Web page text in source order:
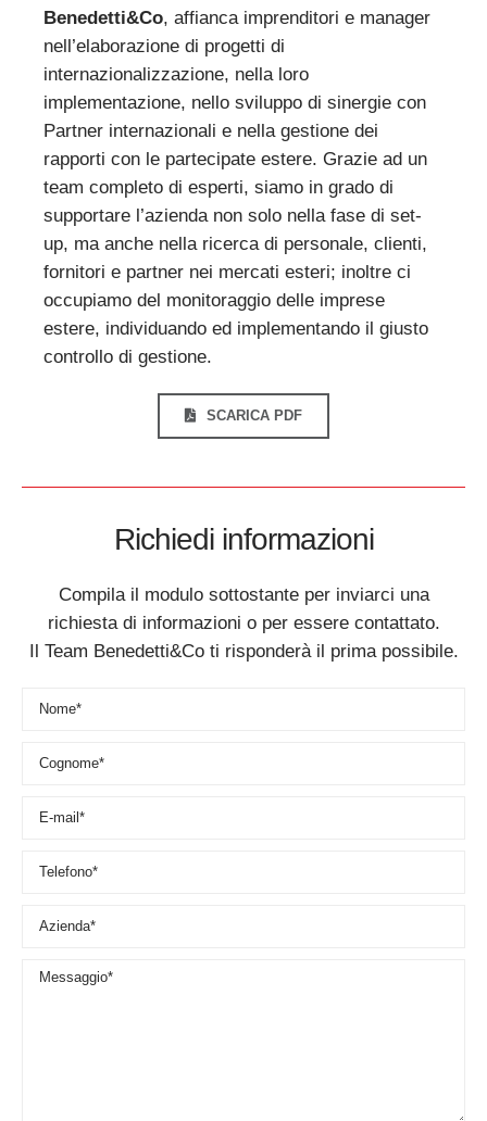
Benedetti&Co, affianca imprenditori e manager
nell’elaborazione di progetti di
internazionalizzazione, nella loro
implementazione, nello sviluppo di sinergie con
Partner internazionali e nella gestione dei
rapporti con le partecipate estere. Grazie ad un
team completo di esperti, siamo in grado di
supportare l’azienda non solo nella fase di set-
up, ma anche nella ricerca di personale, clienti,
fornitori e partner nei mercati esteri; inoltre ci
occupiamo del monitoraggio delle imprese
estere, individuando ed implementando il giusto
controllo di gestione.
SCARICA PDF
Richiedi informazioni
Compila il modulo sottostante per inviarci una
richiesta di informazioni o per essere contattato.
Il Team Benedetti&Co ti risponderà il prima possibile.